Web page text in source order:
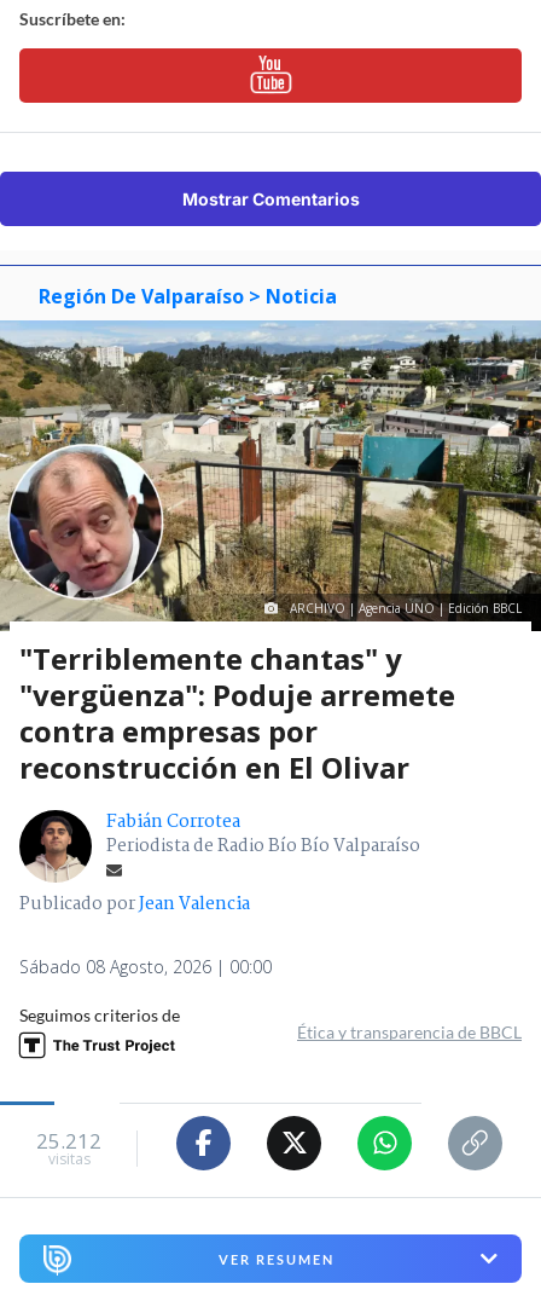
Suscríbete en:
Mostrar Comentarios
Región De Valparaíso > Noticia
ARCHIVO | Agencia UNO | Edición BBCL
"Terriblemente chantas" y
"vergüenza": Poduje arremete
contra empresas por
reconstrucción en El Olivar
Fabián Corrotea
Periodista de Radio Bío Bío Valparaíso
Publicado porJean Valencia
Sábado 08 Agosto, 2026 | 00:00
Seguimos criterios de
Ética y transparencia de BBCL
25.212
visitas
VER RESUMEN